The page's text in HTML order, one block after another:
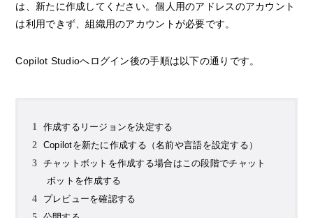
は、新たに作成してください。個人用のアドレスのアカウント
は利用できず、組織用のアカウントが必要です。
Copilot Studioへログイン後の手順は以下の通りです。
作成するリージョンを決定する
Copilotを新たに作成する（名前や言語を設定する）
チャットボットを作成する場合はこの段階でチャット
ボットを作成する
プレビューを確認する